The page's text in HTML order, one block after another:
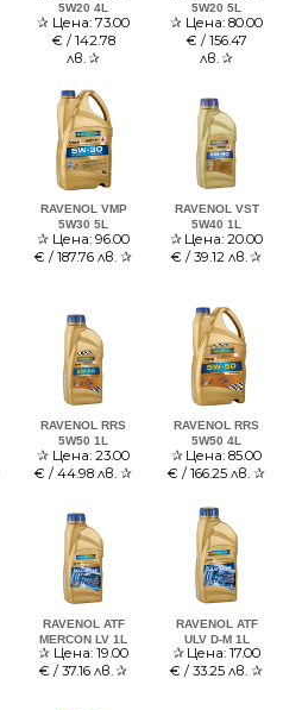
5W20 4L
✰ Цена: 73.00
€ / 142.78
лв.✰
5W20 5L
✰ Цена: 80.00
€ / 156.47
лв.✰
RAVENOL VMP
5W30 5L
✰ Цена: 96.00
€ / 187.76 лв. ✰
RAVENOL VST
5W40 1L
✰ Цена:20.00
€ / 39.12 лв. ✰
RAVENOL RRS
5W50 1L
✰ Цена: 23.00
€ / 44.98 лв. ✰
RAVENOL RRS
5W50 4L
✰ Цена:85.00
€ / 166.25 лв. ✰
RAVENOL ATF
MERCON LV 1L
✰ Цена: 19.00
€ / 37.16 лв.✰
RAVENOL ATF
ULV D-M 1L
✰ Цена:17.00
€ / 33.25 лв. ✰